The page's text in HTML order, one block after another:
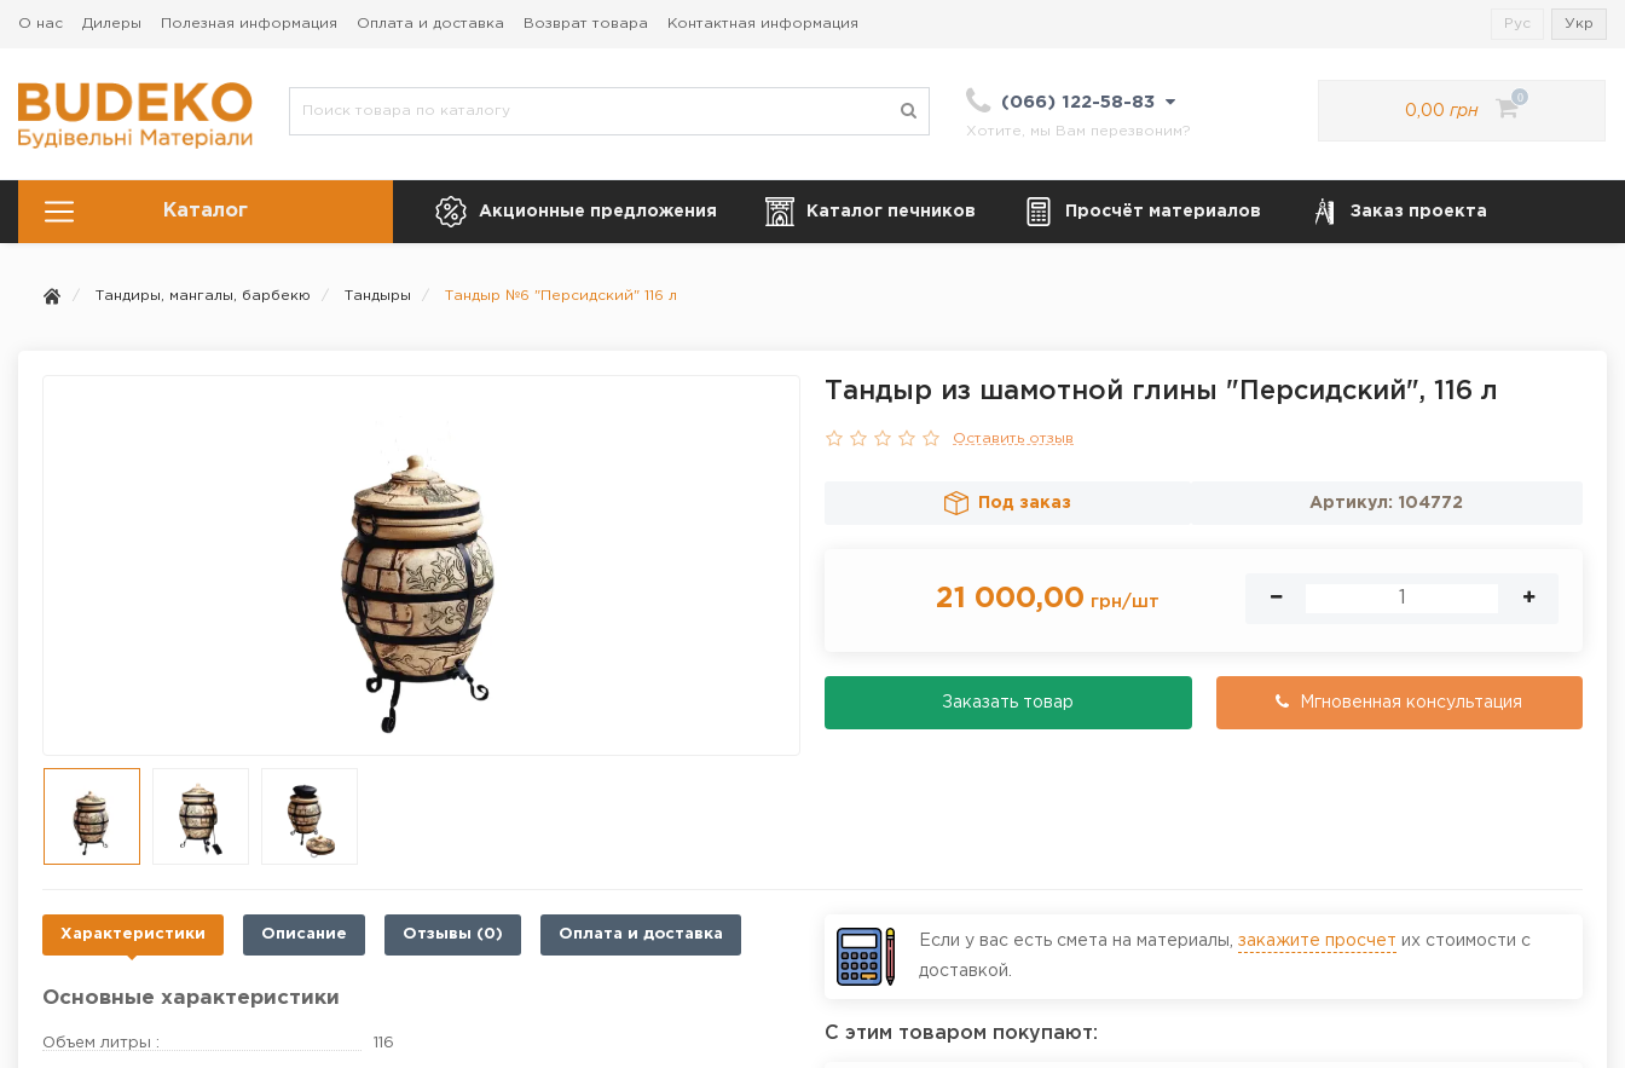
О нас Дилеры Полезная информация Оплата и доставка Возврат товара Контактная информация Рус Укр
(066) 122-58-83
Хотите, мы Вам перезвоним?
0,00 грн
0
Каталог Акционные предложения Каталог печников Просчёт материалов Заказ проекта
Тандиры, мангалы, барбекю Тандыры Тандыр №6 "Персидский" 116 л
Тандыр из шамотной глины "Персидский", 116 л
Оставить отзыв
Под заказ Артикул: 104772
21 000,00 грн/шт
Заказать товар Мгновенная консультация
Характеристики Описание Отзывы (0) Оплата и доставка
Основные характеристики
Объем литры : 116
Если у вас есть смета на материалы, закажите просчет их стоимости с
доставкой.
С этим товаром покупают: